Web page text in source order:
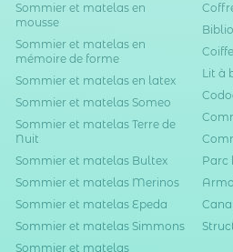
Sommier et matelas en
mousse
Sommier et matelas en
mémoire de forme
Sommier et matelas en latex
Sommier et matelas Someo
Sommier et matelas Terre de
Nuit
Sommier et matelas Bultex
Sommier et matelas Merinos
Sommier et matelas Epeda
Sommier et matelas Simmons
Sommier et matelas
Lit à
Parc